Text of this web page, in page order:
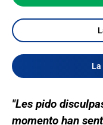
La
"Les pido
momento han